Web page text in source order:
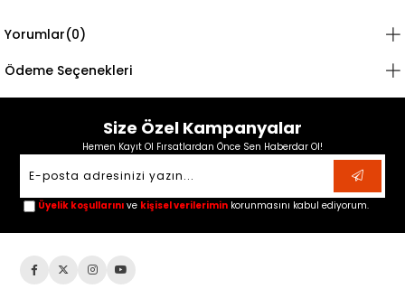
Yorumlar(0)
Ödeme Seçenekleri
Size Özel Kampanyalar
Hemen Kayıt Ol Fırsatlardan Önce Sen Haberdar Ol!
Üyelik koşullarını ve kişisel verilerimin korunmasını kabul ediyorum.